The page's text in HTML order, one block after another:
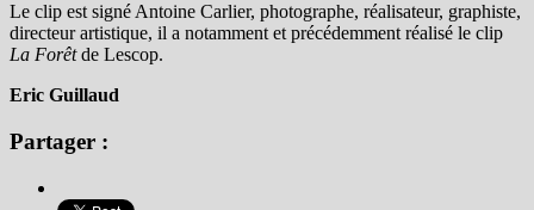
Le clip est signé Antoine Carlier, photographe, réalisateur, graphiste,
directeur artistique, il a notamment et précédemment réalisé le clip
La Forêtde Lescop.
Eric Guillaud
Partager :